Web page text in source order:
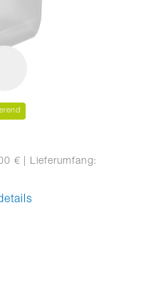
€ | Lieferumfang: